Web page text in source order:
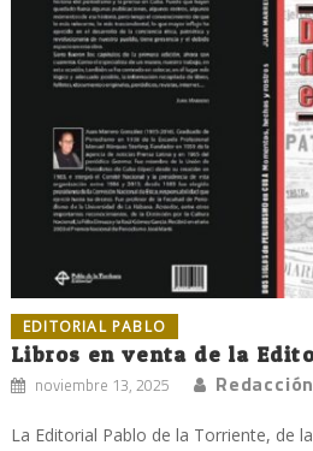
EDITORIAL PABLO
Libros en venta de la
noviembre 13, 2025
La Editorial Pablo de la Torriente, de